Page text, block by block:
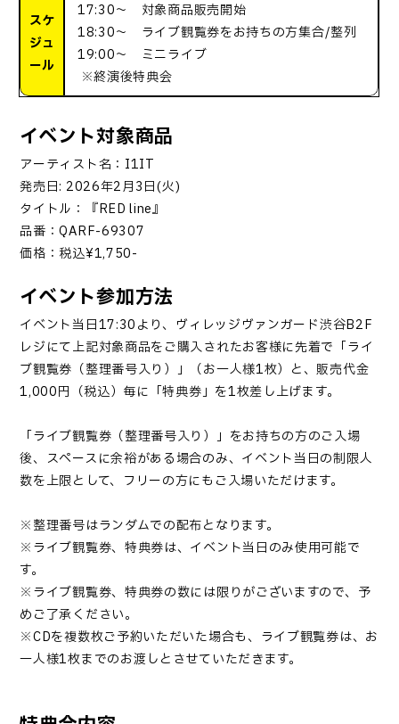
スケ
ジュ
ール
17:30～ 対象商品販売開始
18:30～ ライブ観覧券をお持ちの方集合/整列
19:00～ ミニライブ
※終演後特典会
イベント対象商品
アーティスト名：I1IT
発売日: 2026年2月3日(火)
タイトル：『RED line』
品番：QARF-69307
価格：税込¥1,750-
イベント参加方法
イベント当日17:30より、ヴィレッジヴァンガード渋谷B2F
レジにて上記対象商品をご購入されたお客様に先着で「ライ
ブ観覧券（整理番号入り）」（お一人様1枚）と、販売代金
1,000円（税込）毎に「特典券」を1枚差し上げます。
「ライブ観覧券（整理番号入り）」をお持ちの方のご入場
後、スペースに余裕がある場合のみ、イベント当日の制限人
数を上限として、フリーの方にもご入場いただけます。
※整理番号はランダムでの配布となります。
※ライブ観覧券、特典券は、イベント当日のみ使用可能で
す。
※ライブ観覧券、特典券の数には限りがございますので、予
めご了承ください。
※CDを複数枚ご予約いただいた場合も、ライブ観覧券は、お
一人様1枚までのお渡しとさせていただきます。